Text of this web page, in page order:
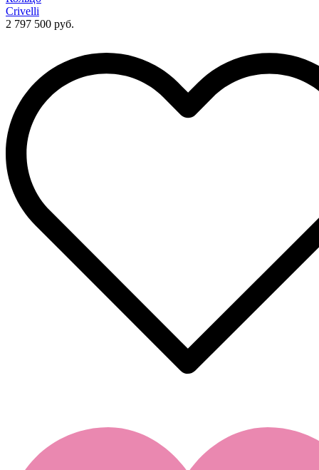
Crivelli
2 797 500 руб.